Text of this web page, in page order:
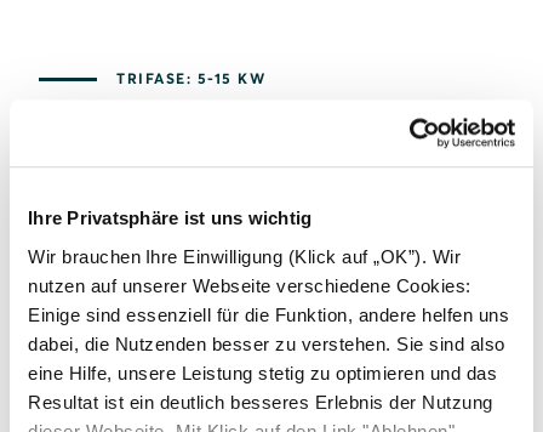
Ihre Privatsphäre ist uns wichtig
Wir brauchen Ihre Einwilligung (Klick auf „OK”). Wir
nutzen auf unserer Webseite verschiedene Cookies:
Einige sind essenziell für die Funktion, andere helfen uns
dabei, die Nutzenden besser zu verstehen. Sie sind also
eine Hilfe, unsere Leistung stetig zu optimieren und das
Resultat ist ein deutlich besseres Erlebnis der Nutzung
TRIFASE: 5-15 KW
SOLARWATT Inverter vision three
Dimensioni: 630 mm x 456 mm x 228 mm / 33,5
kg
Potenza nominale: Da 5 kW a 15 kW
Application type: Residential, Commercial
Dotazione Tre MPPT separati